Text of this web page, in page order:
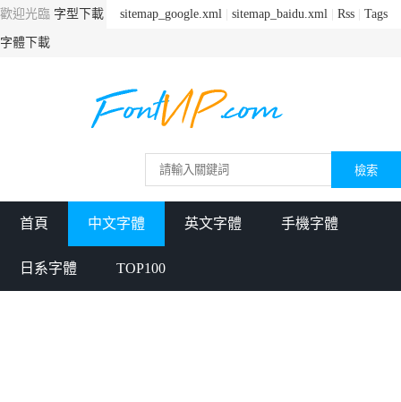
sitemap_google.xml sitemap_baidu.xml Rss Tags
歡迎光臨 字型下載
字體下載
首頁 中文字體 英文字體 手機字體
日系字體 TOP100